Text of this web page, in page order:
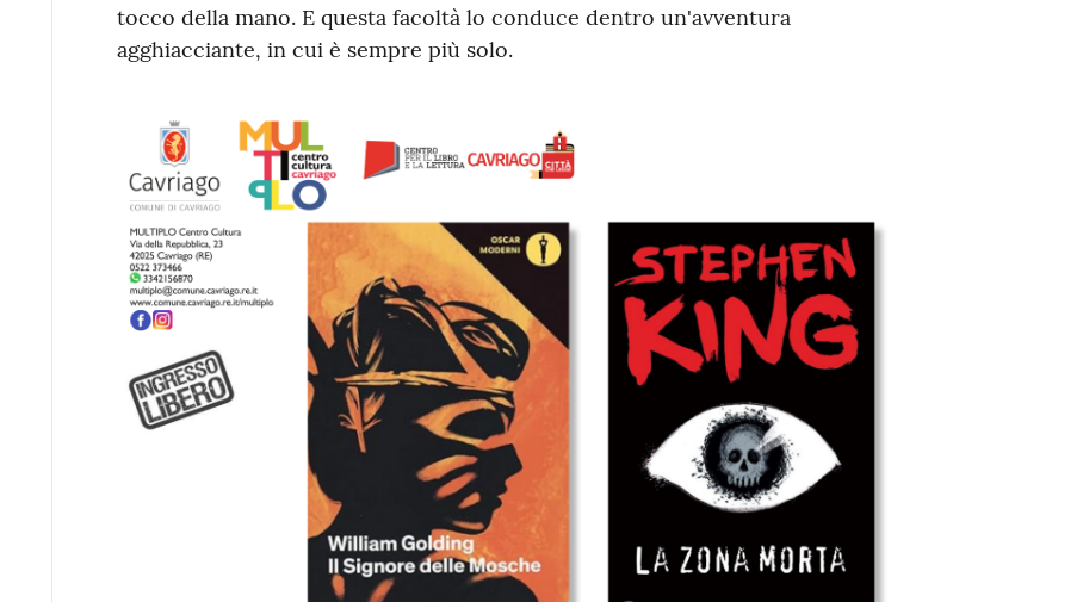
tocco della mano. E questa facoltà lo conduce dentro un'avventura
agghiacciante, in cui è sempre più solo.